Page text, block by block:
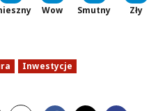
Wow
Smutny
Zły
Inwestycje